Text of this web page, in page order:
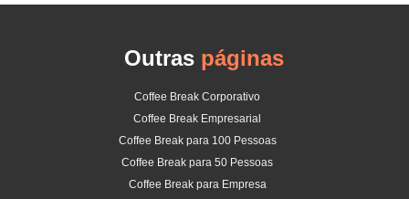
Outras páginas
Coffee Break Corporativo
Coffee Break Empresarial
Coffee Break para 100 Pessoas
Coffee Break para 50 Pessoas
Coffee Break para Empresa